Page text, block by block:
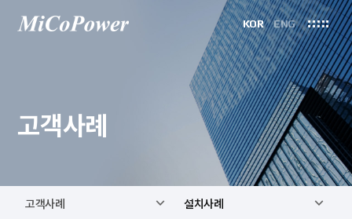
KOR ENG
고객사례
고객사례 설치사례